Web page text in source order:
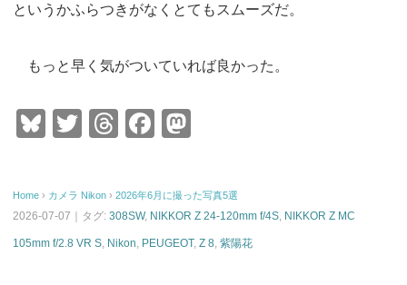
というかふらつきがなくとてもスムーズだ。
もっと早く気がついていれば良かった。
Bl
sk
y
T
er
T
a
d
F
e
b
o
d
Home › カメラ Nikon › 2026年6月に撮った写真5選
2026-07-07｜タグ: 308SW, NIKKOR Z 24-120mm f/4S, NIKKOR Z MC
105mm f/2.8 VR S, Nikon, PEUGEOT, Z 8, 紫陽花